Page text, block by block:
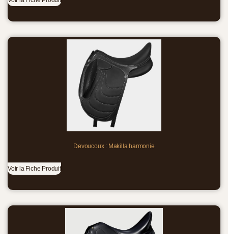
Devoucoux : Makilla harmonie
Voir la Fiche Produit